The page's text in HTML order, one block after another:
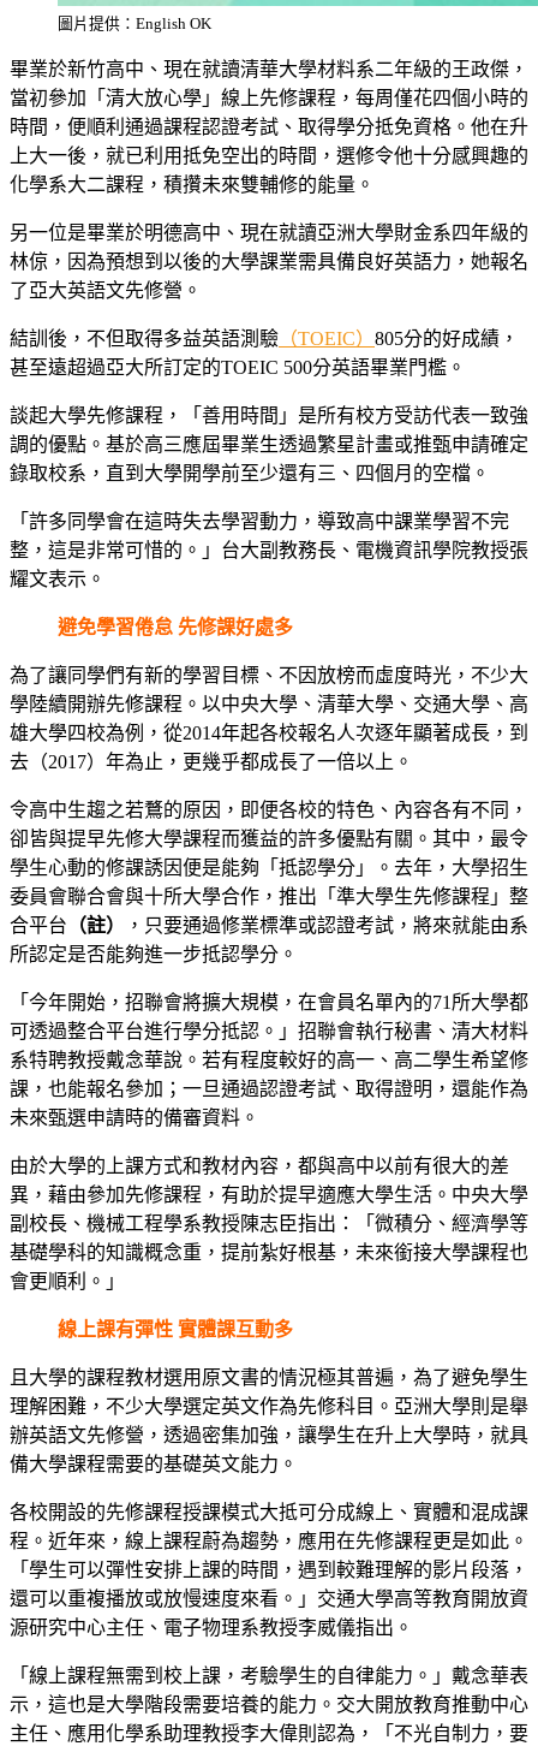
圖片提供：English OK
畢業於新竹高中、現在就讀清華大學材料系二年級的王政傑，
當初參加「清大放心學」線上先修課程，每周僅花四個小時的
時間，便順利通過課程認證考試、取得學分抵免資格。他在升
上大一後，就已利用抵免空出的時間，選修令他十分感興趣的
化學系大二課程，積攢未來雙輔修的能量。
另一位是畢業於明德高中、現在就讀亞洲大學財金系四年級的
林倞，因為預想到以後的大學課業需具備良好英語力，她報名
了亞大英語文先修營。
結訓後，不但取得多益英語測驗 （TOEIC） 805分的好成績，
甚至遠超過亞大所訂定的TOEIC 500分英語畢業門檻。
談起大學先修課程，「善用時間」是所有校方受訪代表一致強
調的優點。基於高三應屆畢業生透過繁星計畫或推甄申請確定
錄取校系，直到大學開學前至少還有三、四個月的空檔。
「許多同學會在這時失去學習動力，導致高中課業學習不完
整，這是非常可惜的。」台大副教務長、電機資訊學院教授張
耀文表示。
避免學習倦怠 先修課好處多
為了讓同學們有新的學習目標、不因放榜而虛度時光，不少大
學陸續開辦先修課程。以中央大學、清華大學、交通大學、高
雄大學四校為例，從2014年起各校報名人次逐年顯著成長，到
去（2017）年為止，更幾乎都成長了一倍以上。
令高中生趨之若鶩的原因，即便各校的特色、內容各有不同，
卻皆與提早先修大學課程而獲益的許多優點有關。其中，最令
學生心動的修課誘因便是能夠「抵認學分」。去年，大學招生
委員會聯合會與十所大學合作，推出「準大學生先修課程」整
合平台 （註）
，只要通過修業標準或認證考試，將來就能由系
所認定是否能夠進一步抵認學分。
「今年開始，招聯會將擴大規模，在會員名單內的71所大學都
可透過整合平台進行學分抵認。」招聯會執行秘書、清大材料
系特聘教授戴念華說。若有程度較好的高一、高二學生希望修
課，也能報名參加；一旦通過認證考試、取得證明，還能作為
未來甄選申請時的備審資料。
由於大學的上課方式和教材內容，都與高中以前有很大的差
異，藉由參加先修課程，有助於提早適應大學生活。中央大學
副校長、機械工程學系教授陳志臣指出：「微積分、經濟學等
基礎學科的知識概念重，提前紮好根基，未來銜接大學課程也
會更順利。」
線上課有彈性 實體課互動多
且大學的課程教材選用原文書的情況極其普遍，為了避免學生
理解困難，不少大學選定英文作為先修科目。亞洲大學則是舉
辦英語文先修營，透過密集加強，讓學生在升上大學時，就具
備大學課程需要的基礎英文能力。
各校開設的先修課程授課模式大抵可分成線上、實體和混成課
程。近年來，線上課程蔚為趨勢，應用在先修課程更是如此。
「學生可以彈性安排上課的時間，遇到較難理解的影片段落，
還可以重複播放或放慢速度來看。」交通大學高等教育開放資
源研究中心主任、電子物理系教授李威儀指出。
「線上課程無需到校上課，考驗學生的自律能力。」戴念華表
示，這也是大學階段需要培養的能力。交大開放教育推動中心
主任、應用化學系助理教授李大偉則認為，「不光自制力，要